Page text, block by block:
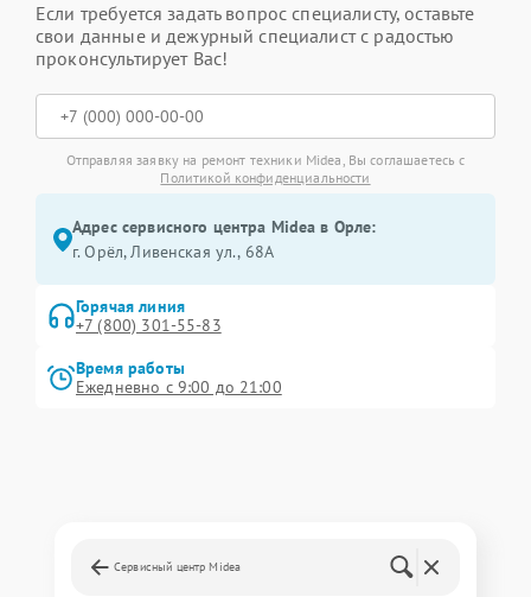
Если требуется задать вопрос специалисту, оставьте
свои данные и дежурный специалист с радостью
проконсультирует Вас!
Отправляя заявку на ремонт техники Midea, Вы соглашаетесь с
Политикой конфиденциальности
Адрес сервисного центра Midea в Орле:
г. Орёл, Ливенская ул., 68А
Горячая линия
+7 (800) 301-55-83
Время работы
Ежедневно с 9:00 до 21:00
Сервисный центр Midea